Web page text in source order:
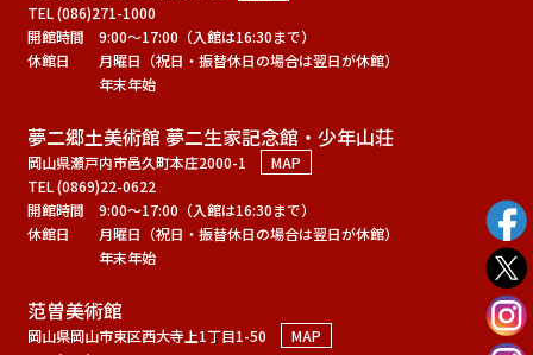
TEL (086)271-1000
開館時間
9:00～17:00（入館は16:30まで）
休館日
月曜日（祝日・振替休日の場合は翌日が休館）
年末年始
夢二郷土美術館 夢二生家記念館・少年山荘
岡山県瀬戸内市邑久町本庄2000-1
MAP
TEL (0869)22-0622
開館時間
9:00～17:00（入館は16:30まで）
休館日
月曜日（祝日・振替休日の場合は翌日が休館）
年末年始
范曽美術館
岡山県岡山市東区西大寺上1丁目1-50
MAP